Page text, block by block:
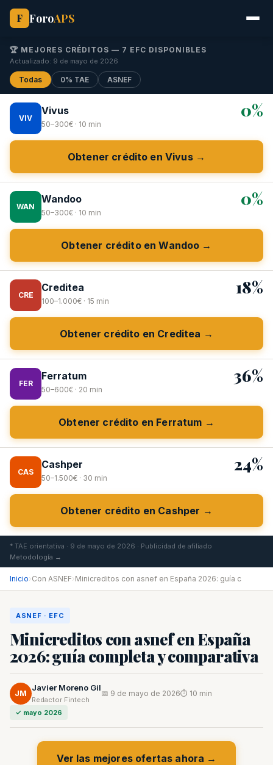
F ForoAPS
🏆 MEJORES CRÉDITOS — 7 EFC DISPONIBLES
Actualizado: 9 de mayo de 2026
Todas 0% TAE ASNEF
VIV
Vivus
50–300€ · 10 min
0%
Obtener crédito en Vivus →
WAN
Wandoo
50–300€ · 10 min
0%
Obtener crédito en Wandoo →
CRE
Creditea
100–1.000€ · 15 min
18%
Obtener crédito en Creditea →
FER
Ferratum
50–600€ · 20 min
36%
Obtener crédito en Ferratum →
CAS
Cashper
50–1.500€ · 30 min
24%
Obtener crédito en Cashper →
* TAE orientativa · 9 de mayo de 2026 · Publicidad de afiliado
Metodología →
Inicio›Con ASNEF›Minicreditos con asnef en España 2026: guía c
ASNEF · EFC
Minicreditos con asnef en España
2026: guía completa y comparativa
JM
Javier Moreno Gil
Redactor Fintech
📅 9 de mayo de 2026⏱ 10 min
✓ mayo 2026
Ver las mejores ofertas ahora →